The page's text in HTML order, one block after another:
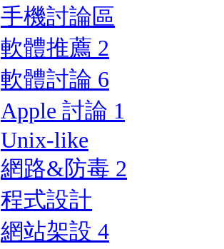
手機討論區
軟體推薦 2
軟體討論 6
Apple 討論 1
Unix-like
網路&防毒 2
程式設計
網站架設 4